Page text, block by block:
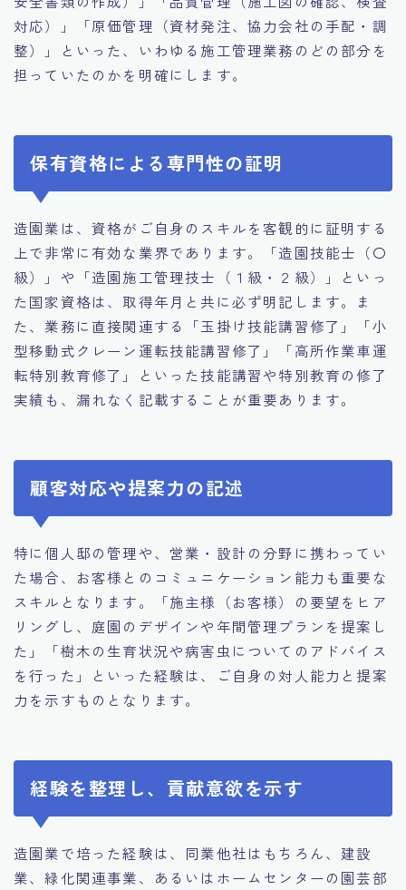
対応）」「原価管理（資材発注、協力会社の手配・調
整）」といった、いわゆる施工管理業務のどの部分を
担っていたのかを明確にします。
保有資格による専門性の証明
造園業は、資格がご自身のスキルを客観的に証明する
上で非常に有効な業界であります。「造園技能士（〇
級）」や「造園施工管理技士（１級・２級）」といっ
た国家資格は、取得年月と共に必ず明記します。ま
た、業務に直接関連する「玉掛け技能講習修了」「小
型移動式クレーン運転技能講習修了」「高所作業車運
転特別教育修了」といった技能講習や特別教育の修了
実績も、漏れなく記載することが重要あります。
顧客対応や提案力の記述
特に個人邸の管理や、営業・設計の分野に携わってい
た場合、お客様とのコミュニケーション能力も重要な
スキルとなります。「施主様（お客様）の要望をヒア
リングし、庭園のデザインや年間管理プランを提案し
た」「樹木の生育状況や病害虫についてのアドバイス
を行った」といった経験は、ご自身の対人能力と提案
力を示すものとなります。
経験を整理し、貢献意欲を示す
造園業で培った経験は、同業他社はもちろん、建設
業、緑化関連事業、あるいはホームセンターの園芸部